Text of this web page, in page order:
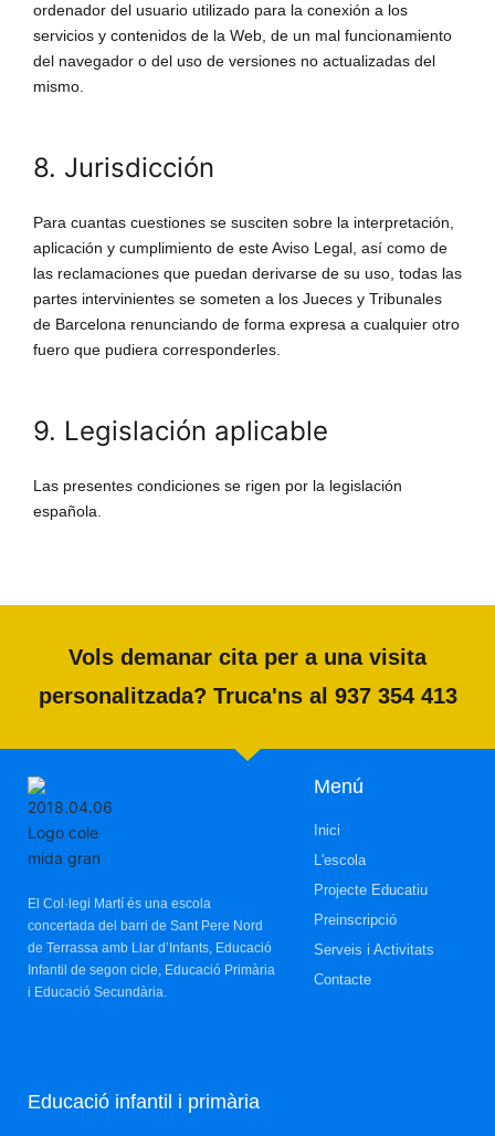
ordenador del usuario utilizado para la conexión a los
servicios y contenidos de la Web, de un mal funcionamiento
del navegador o del uso de versiones no actualizadas del
mismo.
8. Jurisdicción
Para cuantas cuestiones se susciten sobre la interpretación,
aplicación y cumplimiento de este Aviso Legal, así como de
las reclamaciones que puedan derivarse de su uso, todas las
partes intervinientes se someten a los Jueces y Tribunales
de Barcelona renunciando de forma expresa a cualquier otro
fuero que pudiera corresponderles.
9. Legislación aplicable
Las presentes condiciones se rigen por la legislación
española.
Vols demanar cita per a una visita
personalitzada? Truca'ns al 937 354 413
El Col·legi Martí és una escola
concertada del barri de Sant Pere Nord
de Terrassa amb Llar d’Infants, Educació
Infantil de segon cicle, Educació Primària
i Educació Secundària.
Menú
Inici
L'escola
Projecte Educatiu
Preinscripció
Serveis i Activitats
Contacte
Educació infantil i primària